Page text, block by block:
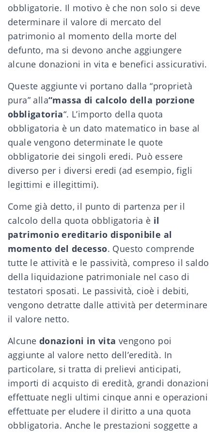
obbligatorie. Il motivo è che non solo si deve
determinare ilvalore di mercato del
patrimonio al momento della morte del
defunto, ma si devono anche aggiungere
alcune donazioni in vita e benefici assicurativi.
Queste aggiunte vi portano dalla “proprietà
pura” alla“massa di calcolo della porzione
obbligatoria“. L’importo della quota
obbligatoria è un dato matematico in base al
quale vengono determinate le quote
obbligatorie dei singoli eredi. Può essere
diverso per i diversi eredi (ad esempio, figli
legittimi e illegittimi).
Come già detto, il punto di partenza per il
calcolo della quota obbligatoria è il
patrimonio ereditario disponibile al
momento del decesso. Questo comprende
tutte le attività e le passività, compreso il saldo
della liquidazione patrimoniale nel caso di
testatori sposati. Le passività, cioè i debiti,
vengono detratte dalle attività per determinare
il valore netto.
Alcune donazioni in vita vengono poi
aggiunte al valore netto dell’eredità. In
particolare, si tratta di prelievi anticipati,
importi di acquisto di eredità, grandi donazioni
effettuate negli ultimi cinque anni e operazioni
effettuate per eludere il diritto a una quota
obbligatoria. Anche le prestazioni soggette a